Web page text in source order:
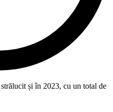
și în 2023, cu un total de